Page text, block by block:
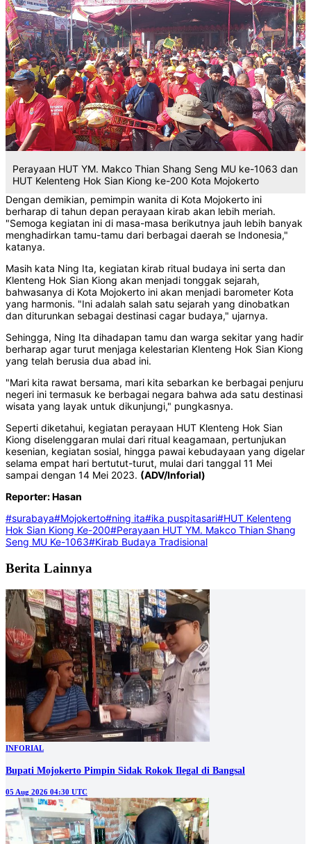
Perayaan HUT YM. Makco Thian Shang Seng MU ke-1063 dan
HUT Kelenteng Hok Sian Kiong ke-200 Kota Mojokerto
Dengan demikian, pemimpin wanita di Kota Mojokerto ini
berharap di tahun depan perayaan kirab akan lebih meriah.
"Semoga kegiatan ini di masa-masa berikutnya jauh lebih banyak
menghadirkan tamu-tamu dari berbagai daerah se Indonesia,"
katanya.
Masih kata Ning Ita, kegiatan kirab ritual budaya ini serta dan
Klenteng Hok Sian Kiong akan menjadi tonggak sejarah,
bahwasanya di Kota Mojokerto ini akan menjadi barometer Kota
yang harmonis. "Ini adalah salah satu sejarah yang dinobatkan
dan diturunkan sebagai destinasi cagar budaya," ujarnya.
Sehingga, Ning Ita dihadapan tamu dan warga sekitar yang hadir
berharap agar turut menjaga kelestarian Klenteng Hok Sian Kiong
yang telah berusia dua abad ini.
"Mari kita rawat bersama, mari kita sebarkan ke berbagai penjuru
negeri ini termasuk ke berbagai negara bahwa ada satu destinasi
wisata yang layak untuk dikunjungi," pungkasnya.
Seperti diketahui, kegiatan perayaan HUT Klenteng Hok Sian
Kiong diselenggaran mulai dari ritual keagamaan, pertunjukan
kesenian, kegiatan sosial, hingga pawai kebudayaan yang digelar
selama empat hari bertutut-turut, mulai dari tanggal 11 Mei
sampai dengan 14 Mei 2023. (ADV/Inforial)
Reporter: Hasan
#surabaya#Mojokerto#ning ita#ika puspitasari#HUT Kelenteng
Hok Sian Kiong Ke-200#Perayaan HUT YM. Makco Thian Shang
Seng MU Ke-1063#Kirab Budaya Tradisional
Berita Lainnya
INFORIAL
Bupati Mojokerto Pimpin Sidak Rokok Ilegal di Bangsal
05 Aug 2026 04:30 UTC